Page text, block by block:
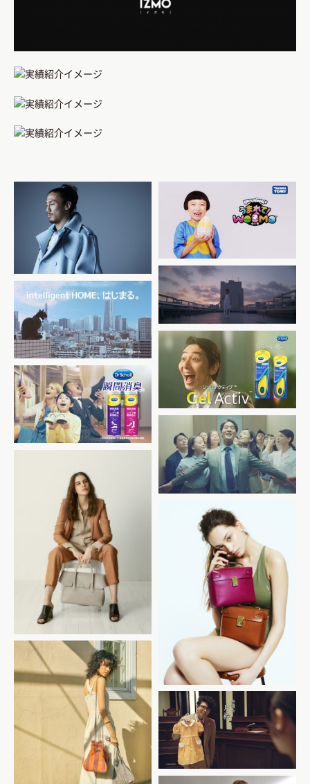
Shuffle
TAKARATOMY 「うまれ
て！ウーモ」
アルプロン IZMO
横浜ケーブルビジョン
（YCV）
レキットベンキーザー・ジャ
パン Dr.Scholl Gel
Activ「足回りのプロ達」篇
レキットベンキーザー・ジャ
パン Dr.Scholl 瞬間消臭
「玄関の靴のニオイ」篇
レキットベンキーザー・ジャ
パン
薬用ミューズMEN「エレベー
ター」篇
tov 2018AW
tov 2018SS
tov ELSAC メルカリ 「ママ節約」篇